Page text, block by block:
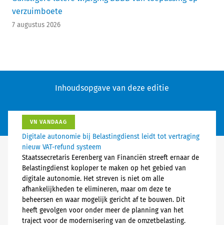
verzuimboete
7 augustus 2026
Inhoudsopgave van deze editie
VN VANDAAG
Digitale autonomie bij Belastingdienst leidt tot vertraging
nieuw VAT-refund systeem
Staatssecretaris Eerenberg van Financiën streeft ernaar de
Belastingdienst koploper te maken op het gebied van
digitale autonomie. Het streven is niet om alle
afhankelijkheden te elimineren, maar om deze te
beheersen en waar mogelijk gericht af te bouwen. Dit
heeft gevolgen voor onder meer de planning van het
traject voor de modernisering van de omzetbelasting.